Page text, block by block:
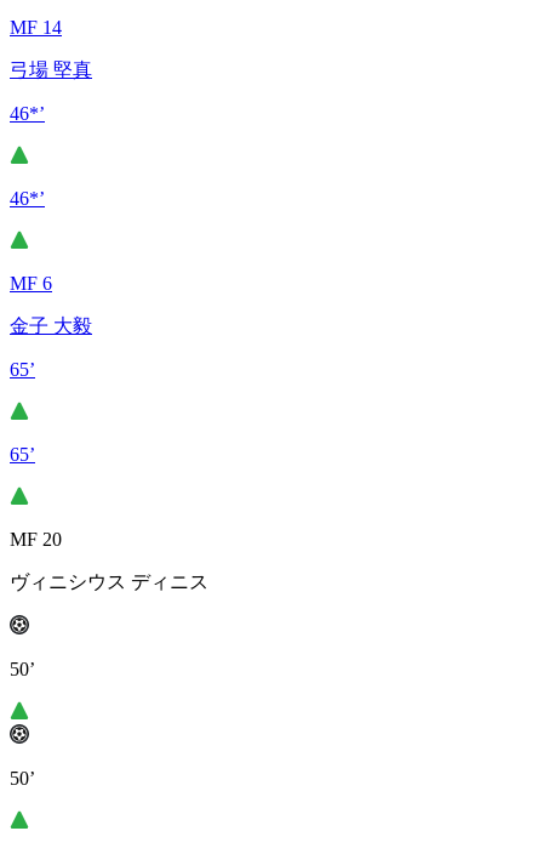
MF 14
弓場 堅真
46*’
46*’
MF 6
金子 大毅
65’
65’
MF 20
ヴィニシウス ディニス
50’
50’